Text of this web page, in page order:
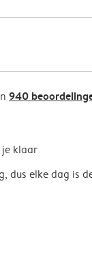
940
je klaar
dus elke dag is